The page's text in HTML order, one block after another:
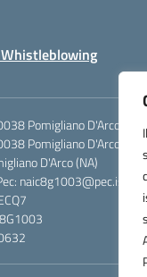
Whistleblowing
Pomigliano D'Arco (NA)
Pomigliano D'Arco (NA)
D'Arco (NA)